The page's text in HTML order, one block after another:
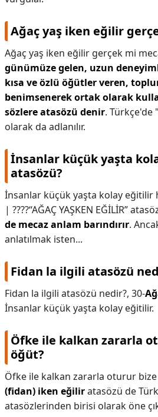
Ağaç yaş iken eğilir
Ağaç yaş iken eğilir gerçek mi
günümüze gelen, uzun
kısa ve özlü öğütler veren,
benimsenerek ortak olarak
sözlere atasözü denir. Türkçe'de
olarak da adlanılır.
İnsanlar küçük yaşta
atasözü?
İnsanlar küçük yaşta kolay eğitilir
| ????“AĞAÇ YAŞKEN EĞİLİR”
de mecaz anlam barındırır.
anlatılmak isten...
Fidan la ilgili atasözü
Fidan la ilgili atasözü nedir?, 30-
İnsanlar küçük yaşta kolay eğitilir.
Öfke ile kalkan zararla
öğüt?
Öfke ile kalkan zararla oturur
(fidan) iken eğiliratasözü de
atasözlerinden birisi olarak öne